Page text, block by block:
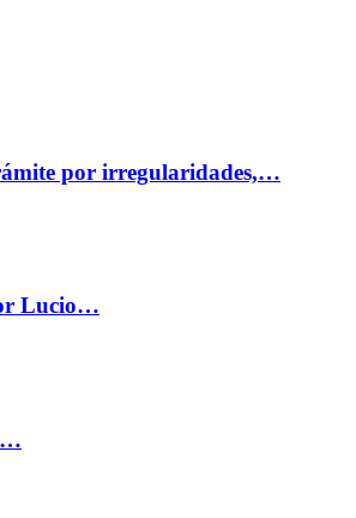
por irregularidades,…
Lucio…